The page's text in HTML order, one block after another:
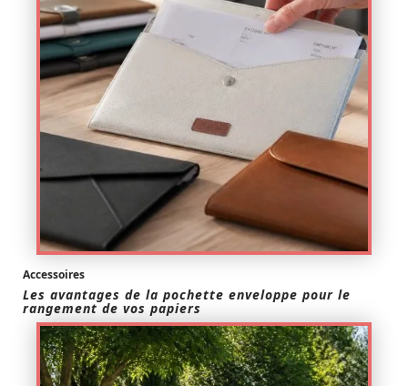
Accessoires
Les avantages de la pochette enveloppe pour le
rangement de vos papiers